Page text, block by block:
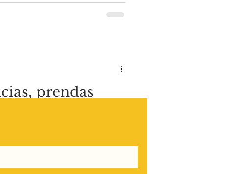
prendas
al otoño-invierno, sin duda,
de concreto para que el street